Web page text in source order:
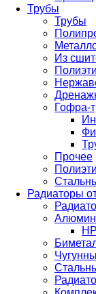
Трубы
Трубы
Из
Гофра-
Прочее
Радиаторы